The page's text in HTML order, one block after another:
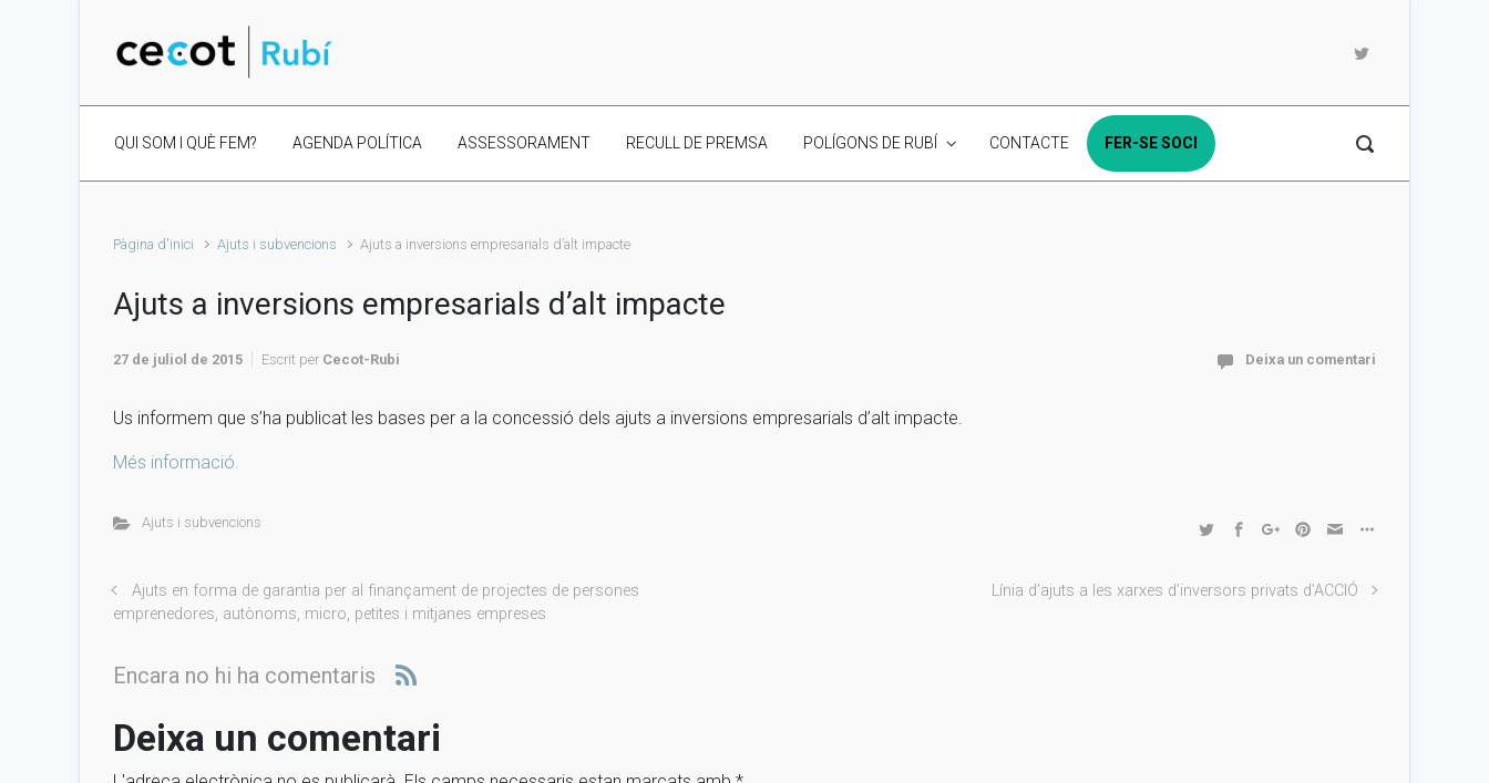
QUI SOM I QUÈ FEM? AGENDA POLÍTICA ASSESSORAMENT RECULL DE PREMSA POLÍGONS DE RUBÍ CONTACTE FER-SE SOCI
Pàgina d'inici Ajuts i subvencions Ajuts a inversions empresarials d’alt impacte
Ajuts a inversions empresarials d’alt impacte
27 de juliol de 2015 Escrit per Cecot-Rubi Deixa un comentari
Us informem que s’ha publicat les bases per a la concessió dels ajuts a inversions empresarials d’alt impacte.
Més informació.
Ajuts i subvencions
Ajuts en forma de garantia per al finançament de projectes de persones
emprenedores, autònoms, micro, petites i mitjanes empreses
Línia d’ajuts a les xarxes d’inversors privats d’ACCIÓ
Encara no hi ha comentaris
Deixa un comentari